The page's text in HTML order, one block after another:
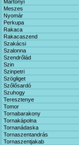
Martonyi
Meszes
Nyomár
Perkupa
Rakaca
Rakacaszend
Szakácsi
Szalonna
Szendrőlád
Szin
Szinpetri
Szögliget
Szőlősardó
Szuhogy
Teresztenye
Tomor
Tornabarakony
Tornakápolna
Tornanádaska
Tornaszentandrás
Tornaszentjakab